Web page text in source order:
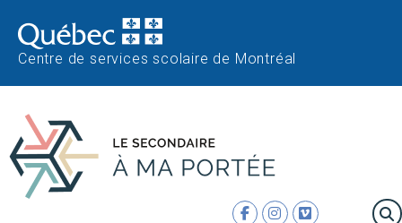
Centre de services scolaire de Montréal